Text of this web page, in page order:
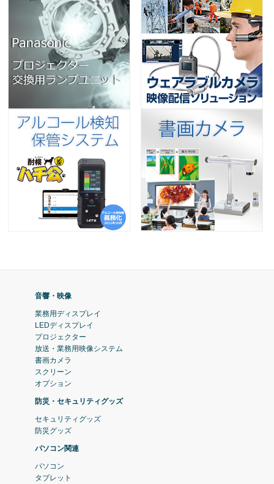
音響・映像
業務用ディスプレイ
LEDディスプレイ
プロジェクター
放送・業務用映像システム
書画カメラ
スクリーン
オプション
防災・セキュリティグッズ
セキュリティグッズ
防災グッズ
パソコン関連
パソコン
タブレット